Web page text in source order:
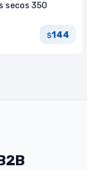
secos 350
$144